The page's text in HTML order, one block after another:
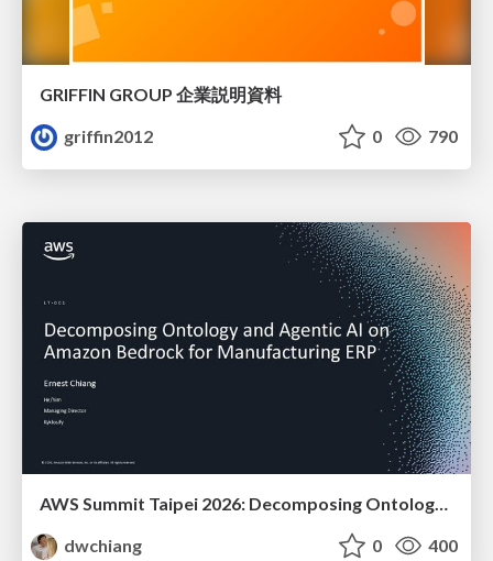
GRIFFIN GROUP 企業説明資料
griffin2012
0 790
AWS Summit Taipei 2026: Decomposing Ontology and Agentic AI - Using Amazon Bedrock to Bring Living Water to Manufacturing ERP
dwchiang
0 400